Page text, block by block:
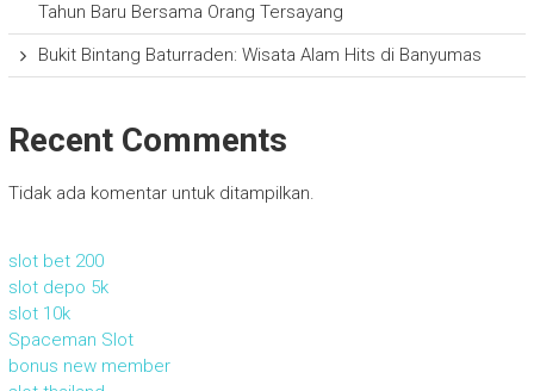
Tahun Baru Bersama Orang Tersayang
Bukit Bintang Baturraden: Wisata Alam Hits di Banyumas
Recent Comments
Tidak ada komentar untuk ditampilkan.
slot bet 200
slot depo 5k
slot 10k
Spaceman Slot
bonus new member